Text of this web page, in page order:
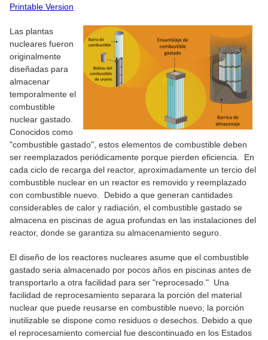
Printable Version
Las plantas
nucleares fueron
originalmente
diseñadas para
almacenar
temporalmente el
combustible
nuclear gastado.
Conocidos como
"combustible gastado", estos elementos de combustible deben
ser reemplazados periódicamente porque pierden eficiencia. En
cada ciclo de recarga del reactor, aproximadamente un tercio del
combustible nuclear en un reactor es removido y reemplazado
con combustible nuevo. Debido a que generan cantidades
considerables de calor y radiación, el combustible gastado se
almacena en piscinas de agua profundas en las instalaciones del
reactor, donde se garantiza su almacenamiento seguro.
El diseño de los reactores nucleares asume que el combustible
gastado seria almacenado por pocos años en piscinas antes de
transportarlo a otra facilidad para ser "reprocesado." Una
facilidad de reprocesamiento separara la porción del material
nuclear que puede reusarse en combustible nuevo; la porción
inutilizable se dispone como residuos o desechos. Debido a que
el reprocesamiento comercial fue descontinuado en los Estados